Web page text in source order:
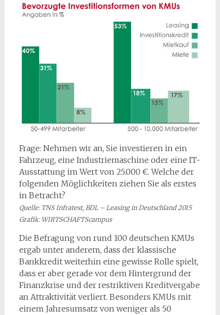
Frage: Nehmen wir an, Sie investieren in ein
Fahrzeug, eine Industriemaschine oder eine IT-
Ausstattung im Wert von 25.000 €. Welche der
folgenden Möglichkeiten ziehen Sie als erstes
in Betracht?
Quelle: TNS Infratest, BDL – Leasing in Deutschland 2015
Grafik: WIRTSCHAFTScampus
Die Befragung von rund 100 deutschen KMUs
ergab unter anderem, dass der klassische
Bankkredit weiterhin eine gewisse Rolle spielt,
dass er aber gerade vor dem Hintergrund der
Finanzkrise und der restriktiven Kreditvergabe
an Attraktivität verliert. Besonders KMUs mit
einem Jahresumsatz von weniger als 50